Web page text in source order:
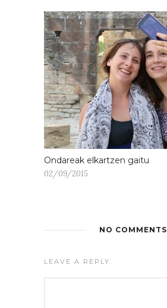
Ondareak elkartzen gaitu
02/09/2015
NO COMMENTS
LEAVE A REPLY